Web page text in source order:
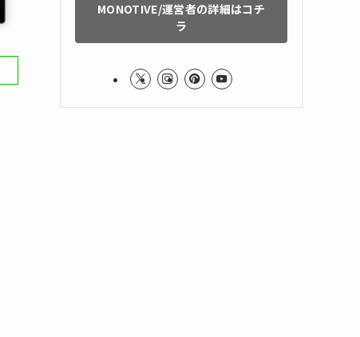
MONOTIVE/運営者の詳細はコチ
ラ